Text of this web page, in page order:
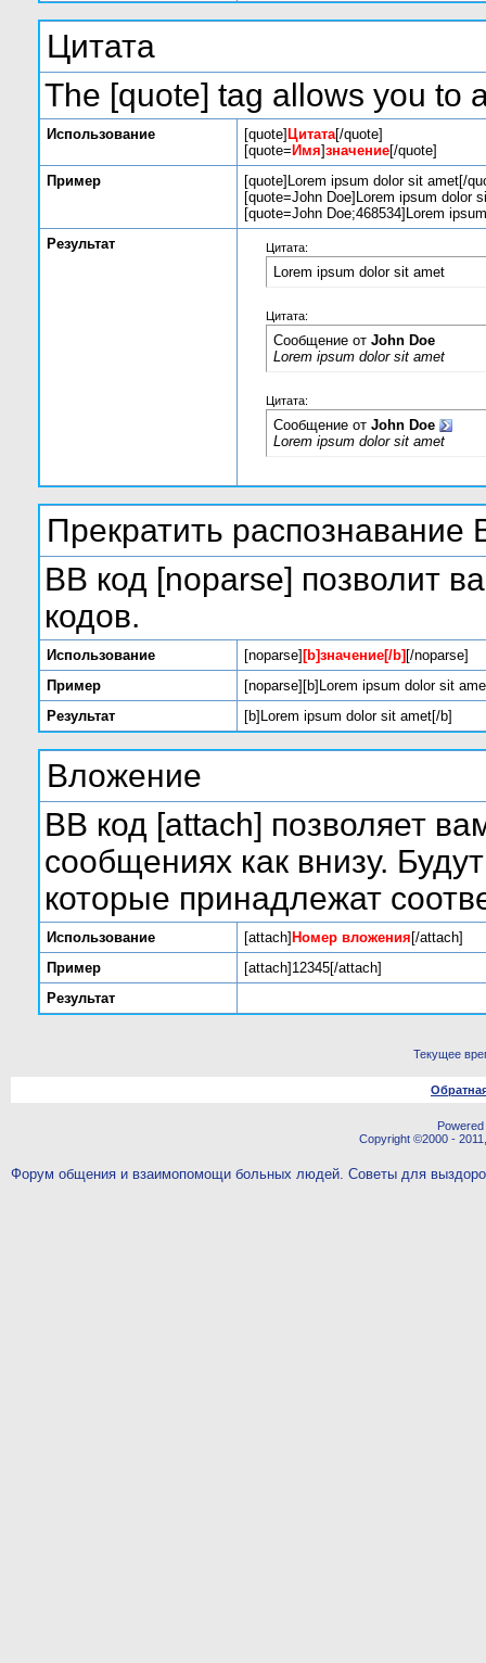
Цитата
The [quote] tag allows you to
Использование [quote] Цитата[/quote]
[quote= Имя]значение[/quote]
Пример
[quote]Lorem ipsum dolor sit amet[/
[quote=John Doe]Lorem ipsum dolor
[quote=John Doe;468534]Lorem
Результат
Цитата:
Lorem ipsum dolor sit amet
Цитата:
Сообщение от John Doe
Lorem ipsum dolor sit amet
Цитата:
Сообщение от John Doe
Lorem ipsum dolor sit amet
Прекратить распознавание
BB код [noparse] позволит
кодов.
Использование [noparse] [b]значение[/b] [/noparse]
Пример
[noparse][b]Lorem ipsum dolor sit
Результат
[b]Lorem ipsum dolor sit amet[/b]
Вложение
BB код [attach] позволяет
сообщениях как внизу.
которые принадлежат
Использование [attach] Номер вложения [/attach]
Пример
[attach]12345[/attach]
Результат
Текущее
Copyright ©2000 -
Форум общения и взаимопомощи больных людей. Советы для